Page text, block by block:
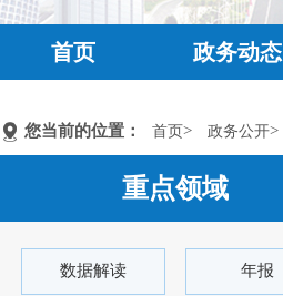
首页 政务动态
您当前的位置： 首页> 政务公开>
重点领域
数据解读 年报